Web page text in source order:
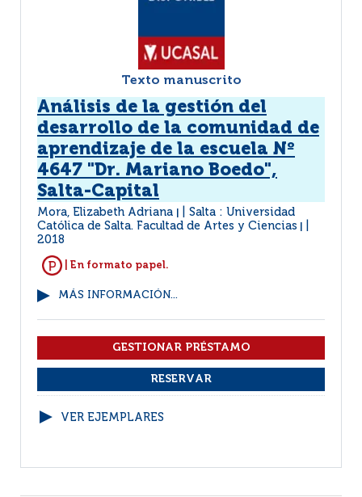
Texto manuscrito
Análisis de la gestión del
desarrollo de la comunidad de
aprendizaje de la escuela Nº
4647 "Dr. Mariano Boedo",
Salta-Capital
Mora, Elizabeth Adriana
Salta : Universidad
Católica de Salta. Facultad de Artes y Ciencias
2018
| En formato papel.
MÁS INFORMACIÓN...
VER EJEMPLARES